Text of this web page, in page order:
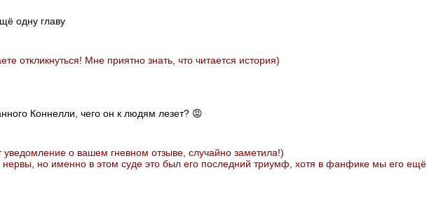
одну главу
откликнуться! Мне приятно знать, что читается история)
Коннелли, чего он к людям лезет? 😡
о вашем гневном отзыве, случайно заметила!)
нервы, но именно в этом суде это был его последний триумф, хотя в фанфике мы его ещё